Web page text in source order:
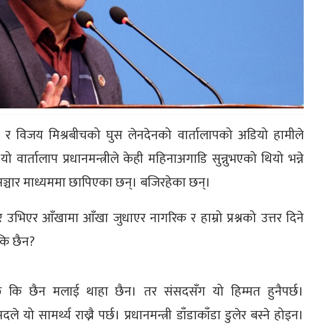
र विजय मिश्रबीचको घुस लेनदेनको वार्तालापको अडियो हामीले
प्रधानमन्त्रीले केही महिनाअगाडि सुन्नुभएको थियो भन्ने
माध्यममा छापिएका छन्। बजिरहेका छन्।
आँखामा आँखा जुधाएर नागरिक र हाम्रो प्रश्नको उत्तर दिने
छैन?
छ कि छैन मलाई थाहा छैन। तर संसदसँग यो हिम्मत हुनैपर्छ।
यो सामर्थ्य राख्नै पर्छ। प्रधानमन्त्री डाँडाकाँडा डुलेर बस्ने होइन।